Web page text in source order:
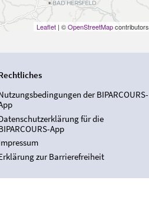
Leaflet| ©OpenStreetMapcontributors
der BIPARCOURS-
für die
App
zur Barrierefreiheit